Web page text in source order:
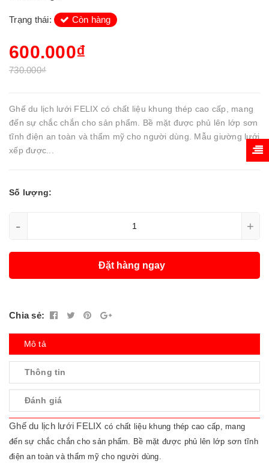
Trạng thái: Còn hàng
600.000₫
730.000₫
Ghế du lịch lưới FELIX có chất liệu khung thép cao cấp, mang
đến sự chắc chắn cho sản phẩm. Bề mặt được phủ lên lớp sơn
tĩnh điện an toàn và thẩm mỹ cho người dùng. Mẫu giường lưới
xếp được...
Số lượng:
- +
Đặt hàng ngay
Chia sẻ:
Mô tả
Thông tin
Đánh giá
Ghế du lịch lưới FELIX có chất liệu khung thép cao cấp, mang
đến sự chắc chắn cho sản phẩm. Bề mặt được phủ lên lớp sơn tĩnh
điện an toàn và thẩm mỹ cho người dùng.